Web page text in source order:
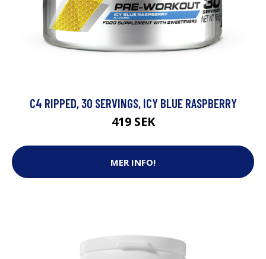
C4 RIPPED, 30 SERVINGS, ICY BLUE RASPBERRY
419 SEK
MER INFO!